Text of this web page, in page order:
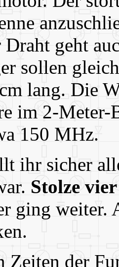
geht
sollen
lang. Die
im 2-
150 MHz.
ihr sicher
Stolze
ging weiter.
Zeiten der